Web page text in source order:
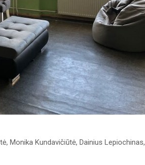
Monika Kundavičiūtė, Dainius Lepiochinas,